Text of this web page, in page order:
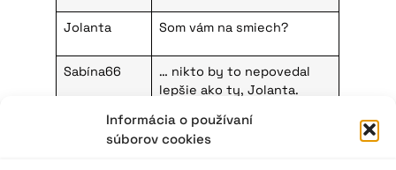
Informácia o používaní
súborov cookies
Jolanta Som vám na smiech?
Sabína66
… nikto by to nepovedal
lepšie ako ty, Jolanta.
Jolanta
Nevadí vám, že som z vás